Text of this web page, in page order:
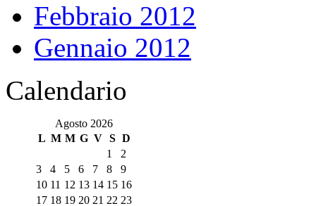
Febbraio 2012
Gennaio 2012
Calendario
Agosto 2026
L M M G V S D
1
2
3
4 5 6 7 8
9
10 11 12 13 14 15 16
17 18 19 20 21 22 23